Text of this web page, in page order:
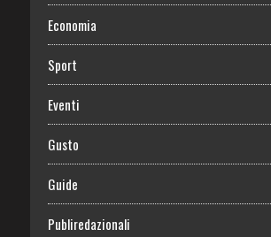
Economia
Sport
Eventi
Gusto
Guide
Publiredazionali